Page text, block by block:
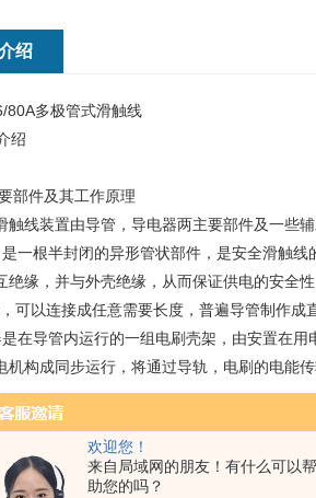
欢迎您！
来自局域网的朋友！有什么可以帮
助您的吗？
绍
80A多极管式滑触线
绍
部件及其工作原理
触线装置由导管，导电器两主要部件及一些辅
一根半封闭的异形管状部件，是安全滑触
绝缘，并与外壳绝缘，从而保证供电的安全
可以连接成任意需要长度，普遍导管制作成
在导管内运行的一组电刷壳架，由安置在
机构成同步运行，将通过导轨，电刷的电能
特性DHGJ-4-70铝合金外壳多极滑触线
电安全滑触线外壳系由高绝缘性能的工程
击以及异物触及。产品经受多种环境条件经